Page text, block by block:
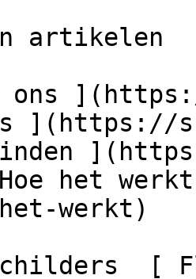
](https://
het
werkt)